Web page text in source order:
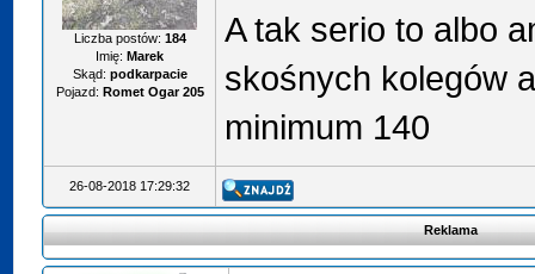
Liczba postów: 184
Imię: Marek
Skąd: podkarpacie
Pojazd: Romet Ogar 205
A tak serio to albo
skośnych kolegów
minimum 140
26-08-2018 17:29:32
Reklama